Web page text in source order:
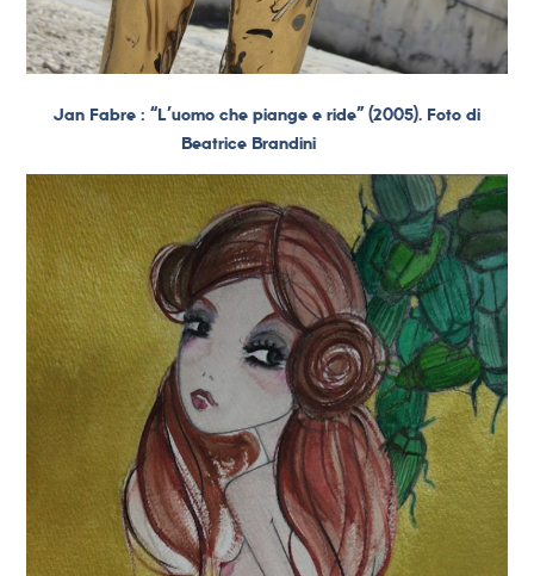
Jan Fabre : “L’uomo che piange e ride” (2005). Foto di
Beatrice Brandini